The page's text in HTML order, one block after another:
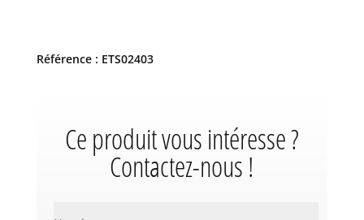
Référence : ETS02403
Ce produit vous intéresse ?
Contactez-nous !